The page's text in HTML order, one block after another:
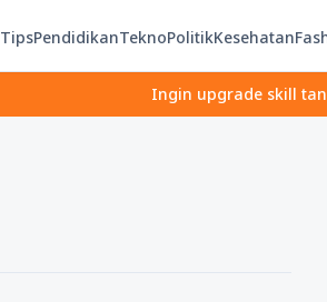
TipsPendidikanTeknoPolitikKesehatan
Ingin upgrade skill tanpa